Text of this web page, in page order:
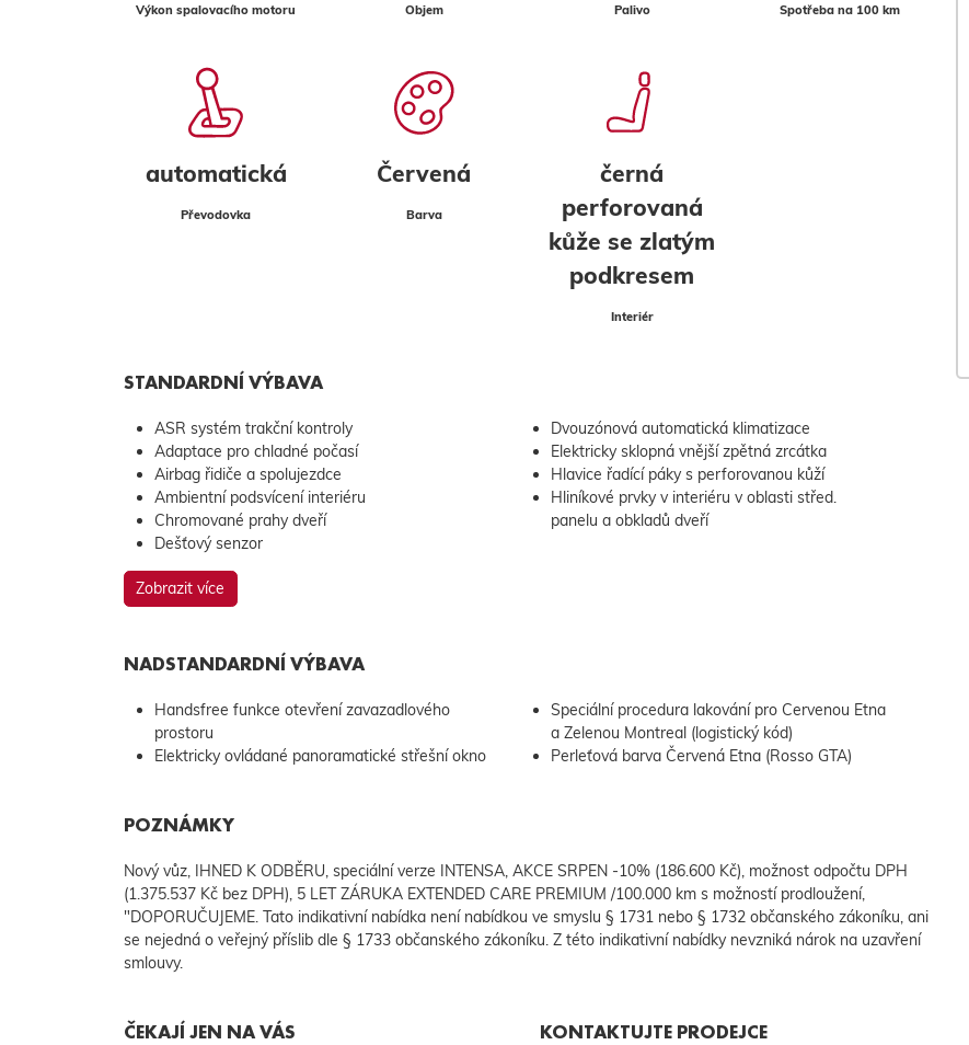
Výkon spalovacího motoru Objem Palivo Spotřeba na 100 km
automatická
Převodovka
Červená
Barva
černá
perforovaná
kůže se zlatým
podkresem
Interiér
STANDARDNÍ VÝBAVA
ASR systém trakční kontroly
Adaptace pro chladné počasí
Airbag řidiče a spolujezdce
Ambientní podsvícení interiéru
Chromované prahy dveří
Dešťový senzor
Dvouzónová automatická klimatizace
Elektricky sklopná vnější zpětná zrcátka
Hlavice řadící páky s perforovanou kůží
Hliníkové prvky v interiéru v oblasti střed.
panelu a obkladů dveří
Zobrazit více
NADSTANDARDNÍ VÝBAVA
Handsfree funkce otevření zavazadlového
prostoru
Elektricky ovládané panoramatické střešní okno
Speciální procedura lakování pro Cervenou Etna
a Zelenou Montreal (logistický kód)
Perleťová barva Červená Etna (Rosso GTA)
POZNÁMKY
Nový vůz, IHNED K ODBĚRU, speciální verze INTENSA, AKCE SRPEN -10% (186.600 Kč), možnost odpočtu DPH
(1.375.537 Kč bez DPH), 5 LET ZÁRUKA EXTENDED CARE PREMIUM /100.000 km s možností prodloužení,
"DOPORUČUJEME. Tato indikativní nabídka není nabídkou ve smyslu § 1731 nebo § 1732 občanského zákoníku, ani
se nejedná o veřejný příslib dle § 1733 občanského zákoníku. Z této indikativní nabídky nevzniká nárok na uzavření
smlouvy.
ČEKAJÍ JEN NA VÁS KONTAKTUJTE PRODEJCE